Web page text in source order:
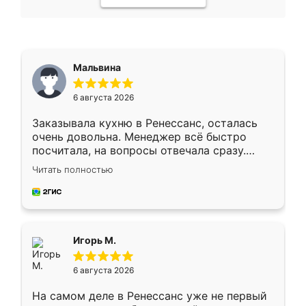
Мальвина
6 августа 2026
Заказывала кухню в Ренессанс, осталась
очень довольна. Менеджер всё быстро
посчитала, на вопросы отвечала сразу.
Замерщик приехал в субботу, подошёл к
делу со всей ответственностью. Собрали
за день, ребята работали аккуратно, даже
Читать полностью
Игорь М.
6 августа 2026
На самом деле в Ренессанс уже не первый